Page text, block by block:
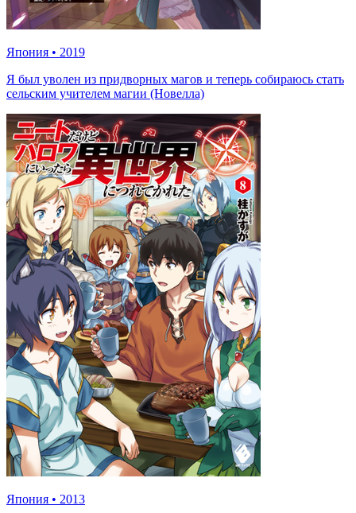
Япония • 2019
Я был уволен из придворных магов и теперь собираюсь стать
сельским учителем магии (Новелла)
Япония • 2013